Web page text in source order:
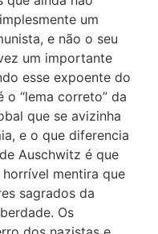
um
e não o seu
um importante
esse expoente do
“lema correto” da
que se avizinha
e o que diferencia
Auschwitz é que
mentira que
sagrados da
Os